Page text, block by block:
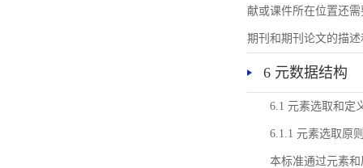
献或课件所在位置还
期刊和期刊论文的描
6 元数据结构
6.1 元素选取和定
6.1.1 元素选取原
本标准通过元素